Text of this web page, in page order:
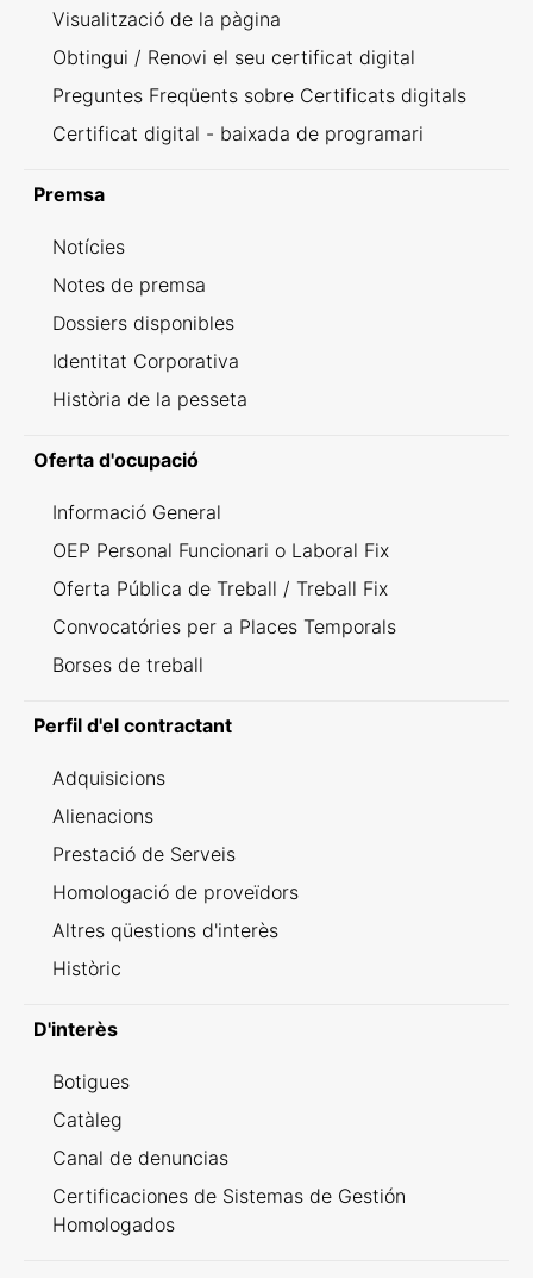
Visualització de la pàgina
Obtingui / Renovi el seu certificat digital
Preguntes Freqüents sobre Certificats digitals
Certificat digital - baixada de programari
Premsa
Notícies
Notes de premsa
Dossiers disponibles
Identitat Corporativa
Història de la pesseta
Oferta d'ocupació
Informació General
OEP Personal Funcionari o Laboral Fix
Oferta Pública de Treball / Treball Fix
Convocatóries per a Places Temporals
Borses de treball
Perfil d'el contractant
Adquisicions
Alienacions
Prestació de Serveis
Homologació de proveïdors
Altres qüestions d'interès
Històric
D'interès
Botigues
Catàleg
Canal de denuncias
Certificaciones de Sistemas de Gestión
Homologados